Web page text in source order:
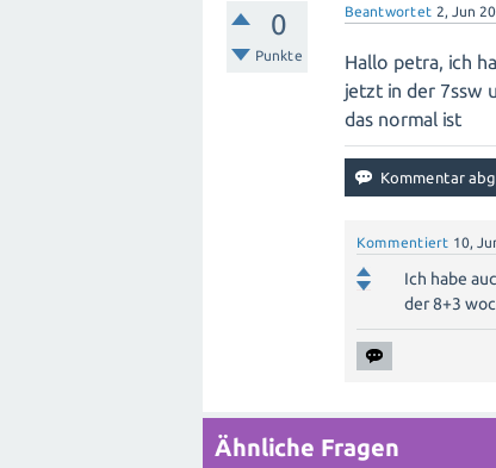
0
Punkte
Beantwortet 2, Jun
Hallo petra, ich
jetzt in der 7ssw
das normal ist
Kommentiert 10,
Ich habe
der 8+3
Ähnliche Fragen